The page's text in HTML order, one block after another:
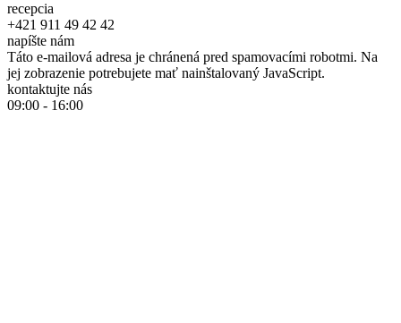
recepcia
+421 911 49 42 42
napíšte nám
Táto e-mailová adresa je chránená pred spamovacími robotmi. Na
jej zobrazenie potrebujete mať nainštalovaný JavaScript.
kontaktujte nás
09:00 - 16:00